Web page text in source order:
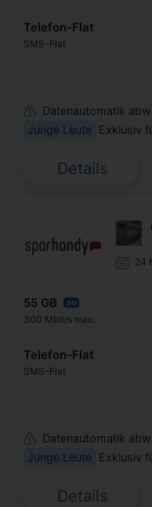
Telefon-Flat
SMS-Flat
Datenautomatik
Junge Leute
Exklusiv
Details
24
55 GB 5G
300 Mbit/s max.
Telefon-Flat
SMS-Flat
Datenautomatik
Junge Leute
Exklusiv
Details